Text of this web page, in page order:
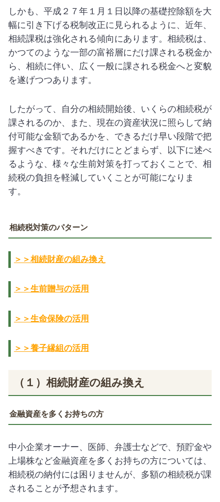
しかも、平成２７年１月１日以降の基礎控除額を大
幅に引き下げる税制改正に見られるように、近年、
相続課税は強化される傾向にあります。相続税は、
かつてのような一部の富裕層にだけ課される税金か
ら、相続に伴い、広く一般に課される税金へと変貌
を遂げつつあります。
したがって、自分の相続開始後、いくらの相続税が
課されるのか、また、現在の資産状況に照らして納
付可能な金額であるかを、できるだけ早い段階で把
握すべきです。それだけにとどまらず、以下に述べ
るような、様々な生前対策を打っておくことで、相
続税の負担を軽減していくことが可能になりま
す。
相続税対策のパターン
＞＞相続財産の組み換え
＞＞生前贈与の活用
＞＞生命保険の活用
＞＞養子縁組の活用
（１）相続財産の組み換え
金融資産を多くお持ちの方
中小企業オーナー、医師、弁護士などで、預貯金や
上場株など金融資産を多くお持ちの方については、
相続税の納付には困りませんが、多額の相続税が課
されることが予想されます。